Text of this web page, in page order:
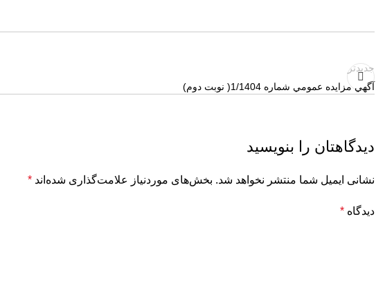
جدیدتر
آگهي مزايده عمومي شماره 1/1404( نوبت دوم)
دیدگاهتان را بنویسید
نشانی ایمیل شما منتشر نخواهد شد. بخش‌های موردنیاز علامت‌گذاری شده‌اند *
دیدگاه *